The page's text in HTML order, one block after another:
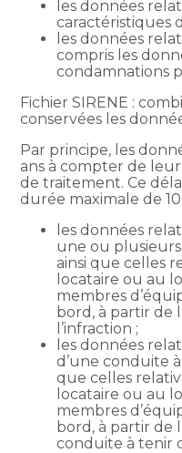
les données
caractéristiques
les données
compris les
condamnations
Fichier SIRENE :
conservées les
Par principe, les
ans à compter de
de traitement. Ce
durée maximale de
les données
une ou
ainsi que celles
locataire ou au
membres
bord, à partir de
l’infraction ;
les données
d’une conduite
que celles
locataire ou au
membres
bord, à partir de
conduite à tenir